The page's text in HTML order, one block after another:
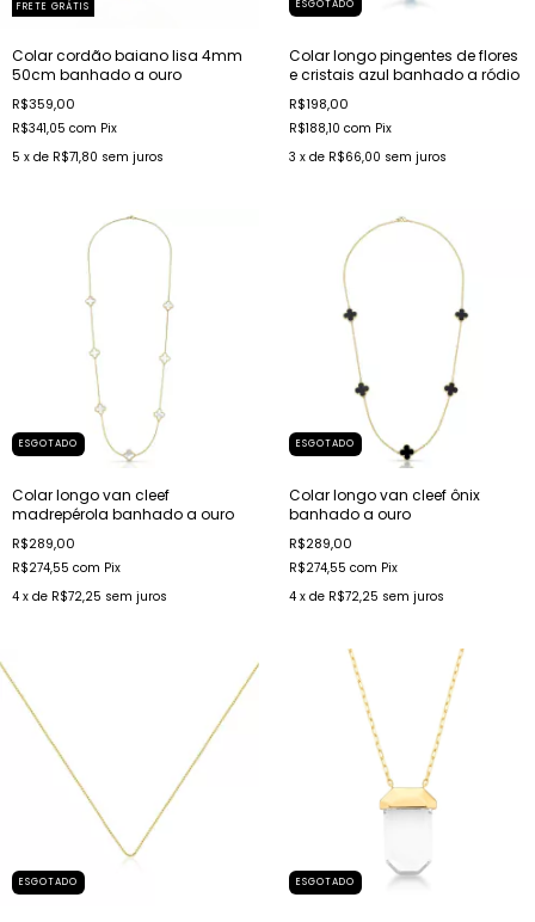
FRETE GRÁTIS
Colar cordão baiano lisa 4mm
50cm banhado a ouro
R$359,00
R$341,05 com Pix
5 x de R$71,80 sem juros
ESGOTADO
Colar longo pingentes de flores
e cristais azul banhado a ródio
R$198,00
R$188,10 com Pix
3 x de R$66,00 sem juros
ESGOTADO
Colar longo van cleef
madrepérola banhado a ouro
R$289,00
R$274,55 com Pix
4 x de R$72,25 sem juros
ESGOTADO
Colar longo van cleef ônix
banhado a ouro
R$289,00
R$274,55 com Pix
4 x de R$72,25 sem juros
ESGOTADO ESGOTADO